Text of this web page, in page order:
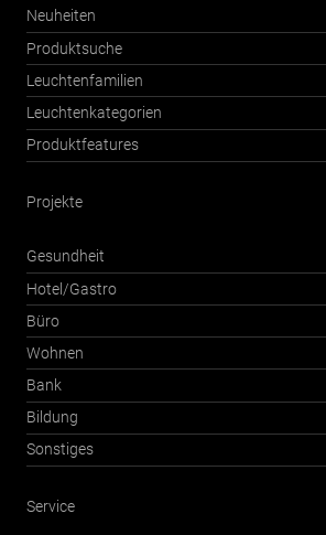
Neuheiten
Produktsuche
Leuchtenfamilien
Leuchtenkategorien
Produktfeatures
Projekte
Gesundheit
Hotel/Gastro
Büro
Wohnen
Bank
Bildung
Sonstiges
Service